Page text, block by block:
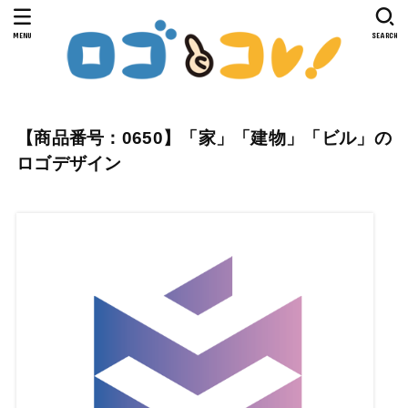
SEARCH
MENU
【商品番号：0650】「家」「建物」「ビル」の
ロゴデザイン